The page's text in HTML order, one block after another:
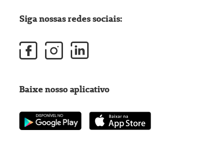
Siga nossas redes sociais:
Baixe nosso aplicativo